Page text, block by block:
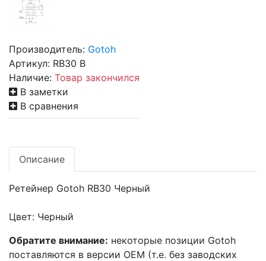
Производитель: Gotoh
Артикул: RB30 B
Наличие: Товар закончился
В заметки
В сравнения
Описание
Ретейнер Gotoh RB30 Черный
Цвет: Черный
Обратите внимание: некоторые позиции Gotoh
поставляются в версии OEM (т.е. без заводских